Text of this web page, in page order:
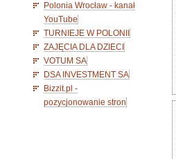
Polonia Wrocław - kanał
YouTube
TURNIEJE W POLONII
ZAJĘCIA DLA DZIECI
VOTUM SA
DSA INVESTMENT SA
Bizzit.pl -
pozycjonowanie stron